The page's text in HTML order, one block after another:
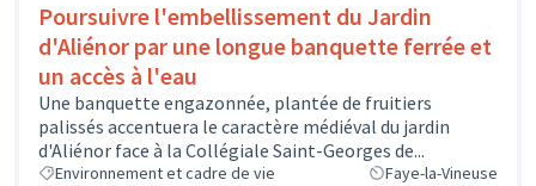
Poursuivre l'embellissement du Jardin
d'Aliénor par une longue banquette ferrée et
un accès à l'eau
Une banquette engazonnée, plantée de fruitiers
palissés accentuera le caractère médiéval du jardin
d'Aliénor face à la Collégiale Saint-Georges de...
Environnement et cadre de vie Faye-la-Vineuse